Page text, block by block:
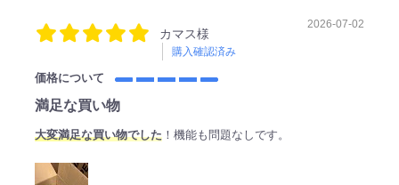
カマス様
購入確認済み
2026-07-02
価格について
満足な買い物
大変満足な買い物でした！機能も問題なしです。